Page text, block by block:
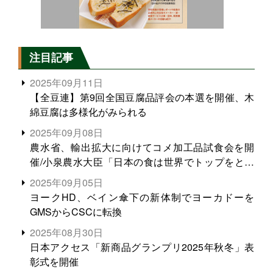
注目記事
2025年09月11日
【全豆連】第9回全国豆腐品評会の本選を開催、木
綿豆腐は多様化がみられる
2025年09月08日
農水省、輸出拡大に向けてコメ加工品試食会を開
催/小泉農水大臣「日本の食は世界でトップをとれ
る。米増産に向けて、米輸出需要の拡大を」
2025年09月05日
ヨークHD、ベイン傘下の新体制でヨーカドーを
GMSからCSCに転換
2025年08月30日
日本アクセス「新商品グランプリ2025年秋冬」表
彰式を開催